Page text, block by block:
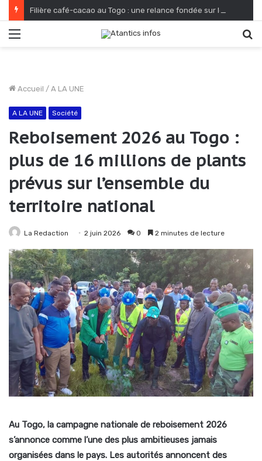
Accueil / A LA UNE
A LA UNE Société
Reboisement 2026 au Togo :
plus de 16 millions de plants
prévus sur l’ensemble du
territoire national
La Redaction 2 juin 2026 0 2 minutes de lecture
Au Togo, la campagne nationale de reboisement 2026
s’annonce comme l’une des plus ambitieuses jamais
organisées dans le pays. Les autorités annoncent des